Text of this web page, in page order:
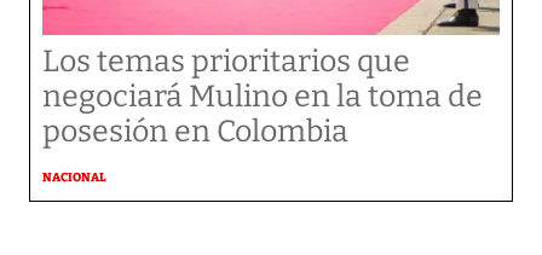
Los temas prioritarios que
negociará Mulino en la toma de
posesión en Colombia
NACIONAL